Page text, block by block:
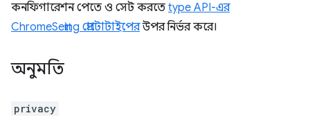
কনফিগারেশন পেতে ও সেট করতে type API-এর
ChromeSetting প্রোটোটাইপেরউপর নির্ভর করে।
অনুমতি
privacy